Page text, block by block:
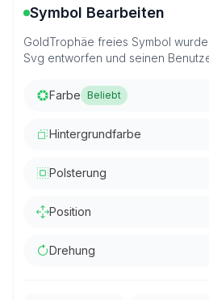
Symbol Bearbeiten
GoldTrophäe freies Symbol
Svg entworfen und seinen
Farbe Beliebt
Hintergrundfarbe
Polsterung
Position
Drehung